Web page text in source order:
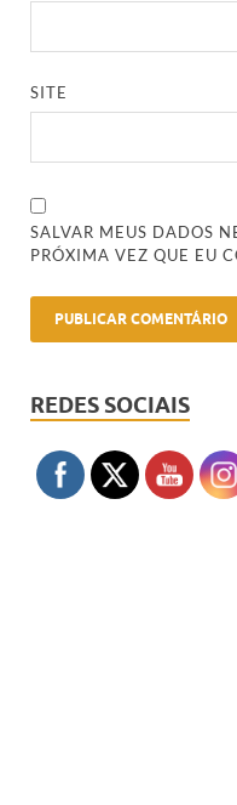
SITE
SALVAR MEUS DADOS
PRÓXIMA VEZ QUE EU
REDES SOCIAIS